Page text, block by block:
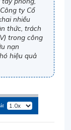
ty Cổ
nhiều
thức, trách
trong công
nạn
hiệu quả